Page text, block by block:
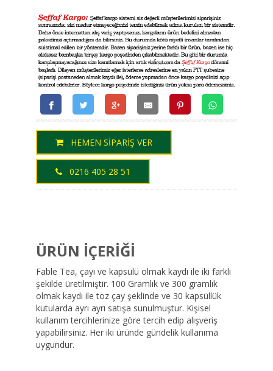
HEMEN SİPARİŞ VER
0216 405 28 51
ÜRÜN İÇERİĞİ
Fable Tea, çayı ve kapsülü olmak kaydı ile iki farklı
şekilde üretilmiştir. 100 Gramlık ve 300 gramlık
olmak kaydı ile toz çay şeklinde ve 30 kapsüllük
kutularda ayrı ayrı satışa sunulmuştur. Kişisel
kullanım tercihlerinize göre tercih edip alışveriş
yapabilirsiniz. Her iki üründe gündelik kullanıma
uygundur.